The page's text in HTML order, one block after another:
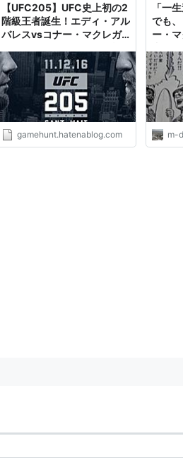
【UFC205】UFC史上初の2
階級王者誕生！エディ・アル
バレスvsコナー・マクレガ
利！ - ゴトーのブログ
gamehunt.hatenablog.com
「一
でも
ー・
（笑
ー
m-